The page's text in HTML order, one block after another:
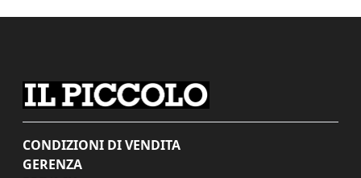
CONDIZIONI DI VENDITA
GERENZA